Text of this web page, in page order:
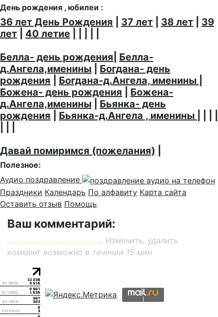
День рождения , юбилеи :
36 лет День Рождения 37 лет 38 лет
39
лет
40 летие
Белла- день рождения Белла-
д.Ангела,именины
Богдана- день
рождения
Богдана-д.Ангела, именины
Божена- день рождения
Божена-
д.Ангела,именины
Бьянка- день
рождения
Бьянка-д.Ангела , именины
Давай помиримся (пожелания)
Полезное:
Аудио поздравление
Праздники Календарь По алфавиту Карта сайта
Оставить отзыв Помощь
Ваш комментарий:
Система комментирования SigComments
Изменить, удалить
коммент возможно в течении 15 мин